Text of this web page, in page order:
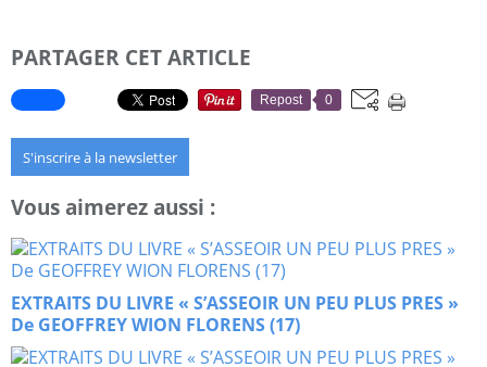
PARTAGER CET ARTICLE
Repost 0
S'inscrire à la newsletter
Vous aimerez aussi :
EXTRAITS DU LIVRE « S’ASSEOIR UN PEU PLUS PRES »
De GEOFFREY WION FLORENS (17)